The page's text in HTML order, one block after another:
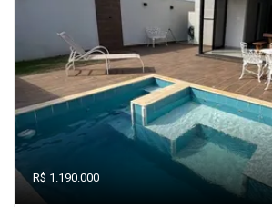
R$ 1.190.000